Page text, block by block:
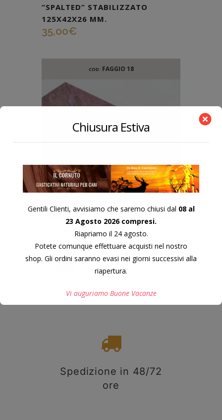
“SPALTED” STABILIZZATO
125X42X26 MM.
35,00€
COD: FAGGIO 18
BLOCCHETTO IN FAGGIO
“SPALTED” STABILIZZATO
125X42X26 MM.
Spedizione in 48/72
ore
Chiusura Estiva
Gentili Clienti, avvisiamo che saremo chiusi dal 08 al
23 Agosto 2026 compresi.
Riapriamo il 24 agosto.
Potete comunque effettuare acquisti nel nostro
shop. Gli ordini saranno evasi nei giorni successivi alla
riapertura.
Vi auguriamo Buone Vacanze
Questo si chiuderà in